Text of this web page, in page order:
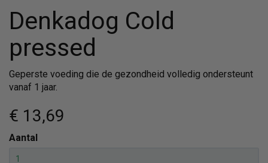
Denkadog Cold
pressed
Geperste voeding die de gezondheid volledig ondersteunt
vanaf 1 jaar.
€ 13,69
Aantal